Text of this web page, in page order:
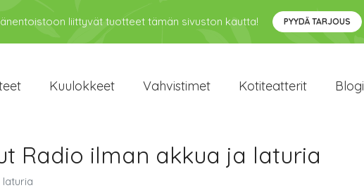
liittyvät tuotteet tämän sivuston kautta! PYYDÄ TARJOUS
Kuulokkeet Vahvistimet Kotiteatterit Blogi
Radio ilman akkua ja laturia
laturia